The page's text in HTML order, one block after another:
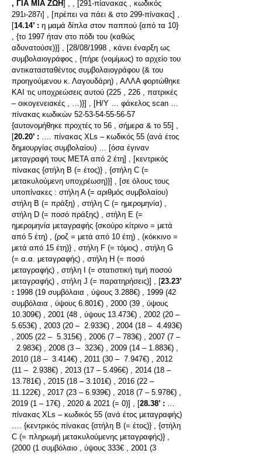
, ΓΙΑ ΜΙΑ ΖΩΗ] , , [291-πίανακας , κωδικός
291ι-287ι] , [πρέπει να πάει & στο 299-πίνακας] ,
[14.14’ : η μαμά δίπλα στον παππού {από τα 10}
, {το 1997 ήταν στο πόδι του (καθώς
αδυνατούσε)}] , [28/08/1998 , κάνει έναρξη ως
συμβολαιογράφος , {πήρε (νομίμως) το αρχείο του
αντικατασταθέντος συμβολαιογράφου (& του
προηγούμενου κ. Λαγουδάρη) , ΑΛΛΑ φορτώθηκε
ΚΑΙ τις υποχρεώσεις αυτού (225 , 226 , πατρικές
– οικογενειακές , …)}] , [Η/Υ … φάκελος scan …
πίνακας κωδικών 52-53-54-55-56-57
{αυτονομήθηκε προχτές το 56 , σήμερα & το 55] ,
[20.20’ : …. πίνακας XLs – κωδικός 55 (ανά έτος
δημιουργίας συμβολαίου) … [όσα έγιναν
μεταγραφή τους ΜΕΤΑ από 2 έτη] , [κεντρικός
πίνακας {στήλη Β (= έτος)} , {στήλη C (=
μετακυλούμενη υποχρέωση)}] , [σε όλους τους
υποπίνακες : στήλη Α (= αριθμός συμβολαίου)
στήλη Β (= πράξη) , στήλη C (= ημερομηνία) ,
στήλη D (= ποσό πράξης) , στήλη E (=
ημερομηνία μεταγραφής {σκούρο κίτρινο = μετά
από 5 έτη) , (ροζ = μετά από 10 έτη) , (κόκκινο =
μετά από 15 έτη)} , στήλη F (= τόμος) , στήλη G
(= α.α. μεταγραφής) , στήλη H (= ποσό
μεταγραφής) , στήλη I (= στατιστική τιμή ποσού
μεταγραφής) , στήλη J (= παρατηρήσεις)] , [23.23’
: 1998 (19 συμβόλαια , ύψους 3.288€) , 1999 (42
συμβόλαια , ύψους 6.801€) , 2000 (39 , ύψους
10.309€) , 2001 (48 , ύψους 13.473€) , 2002 (20 –
5.653€) , 2003 (20 – 2.933€) , 2004 (18 – 4.493€)
, 2005 (22 – 5.315€) , 2006 (7 – 783€) , 2007 (7 –
2.983€) , 2008 (3 – 323€) , 2009 (14 – 1.883€) ,
2010 (18 – 3.414€) , 2011 (30 – 7.947€) , 2012
(11 – 2.938€) , 2013 (17 – 5.496€) , 2014 (18 –
13.781€) , 2015 (18 – 3.101€) , 2016 (22 –
11.122€) , 2017 (23 – 6.939€) , 2018 (7 – 5.978€) ,
2019 (1 – 17€) , 2020 & 2021 (= 0)] , [28.38’ : …
πίνακας XLs – κωδικός 55 (ανά έτος μεταγραφής)
…. {κεντρικός πίνακας {στήλη Β (= έτος)} , {στήλη
C (= πληρωμή μετακυλούμενης μεταγραφής)} ,
{2000 (1 συμβόλαιο , ύψους 333€ , 2001 (3